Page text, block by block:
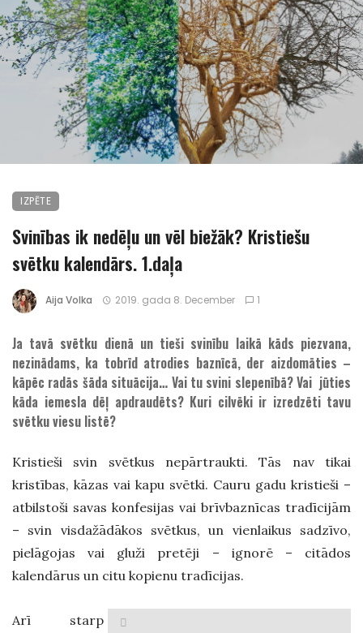
IZPĒTE
Svinības ik nedēļu un vēl biežāk? Kristiešu
svētku kalendārs. 1.daļa
Aija Volka 2019. gada 8. December 1
Ja tavā svētku dienā un tieši svinību laikā kāds piezvana,
nezinādams, ka tobrīd atrodies baznīcā, der aizdomāties –
kāpēc radās šāda situācija… Vai tu svini slepenībā? Vai jūties
kāda iemesla dēļ apdraudēts? Kuri cilvēki ir izredzēti tavu
svētku viesu listē?
Kristieši svin svētkus nepārtraukti. Tās nav tikai
kristības, kāzas vai kapu svētki. Cauru gadu kristieši –
atbilstoši savas konfesijas vai brīvbaznīcas tradīcijām
– svin visdažādākos svētkus, un vienlaikus sadzīvo,
pielāgojas vai gluži pretēji – ignorē – citādos
kalendārus un citu kopienu tradīcijas.
Arī starp